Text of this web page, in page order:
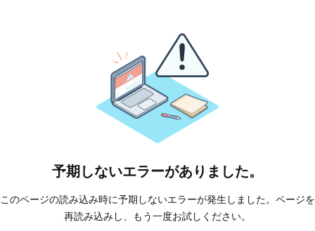
予期しないエラーがありました。
このページの読み込み時に予期しないエラーが発生しました。ページを
再読み込みし、もう一度お試しください。